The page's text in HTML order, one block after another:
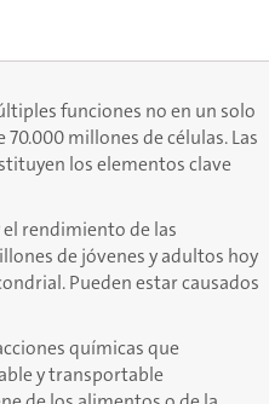
funciones no en un solo
millones de células. Las
los elementos clave
rendimiento de las
de jóvenes y adultos hoy
Pueden estar causados
químicas que
y transportable